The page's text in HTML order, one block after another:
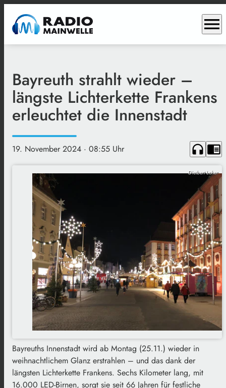
menu
Bayreuth strahlt wieder –
längste Lichterkette Frankens
erleuchtet die Innenstadt
19. November 2024 · 08:55 Uhr headphones chrome_reader_mode
Dietbert Loher
Bayreuths Innenstadt wird ab Montag (25.11.) wieder in
weihnachtlichem Glanz erstrahlen – und das dank der
längsten Lichterkette Frankens. Sechs Kilometer lang, mit
16.000 LED-Birnen, sorgt sie seit 66 Jahren für festliche